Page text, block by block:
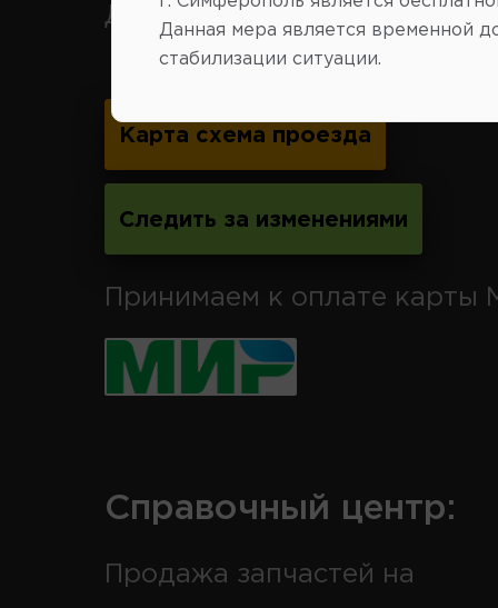
Джанкой.
Карта схема проезда
Следить за изменениями
Принимаем к оплате карты
Справочный центр:
Продажа запчастей на
Данная мера является временной
стабилизации ситуации.